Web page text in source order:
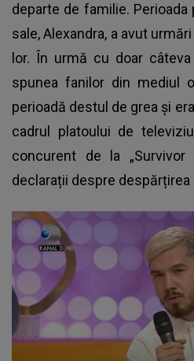
departe de familie.
sale, Alexandra, a avut
lor. În urmă cu doar
spunea fanilor din mediul
perioadă destul de grea și
cadrul platoului de
concurent de la
declarații despre despărțirea